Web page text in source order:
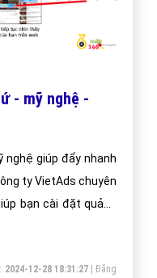
- mỹ nghệ -
nghệ giúp đẩy nhanh
ty VietAds chuyên
bạn cài đặt quảng
2024-12-28 18:31:27|Đăng